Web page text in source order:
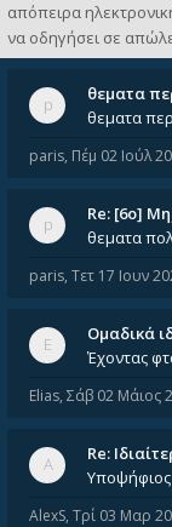
απόπειρα
να οδηγήσει σε
θεματα
paris, Πέμ 02 Ιούλ
Re: [6o]
θεματα
paris, Τετ 17 Ιουν
Ομαδικά
Elias, Σάβ 02 Μάιος
Re:
AlexS, Τρί 03 Μαρ